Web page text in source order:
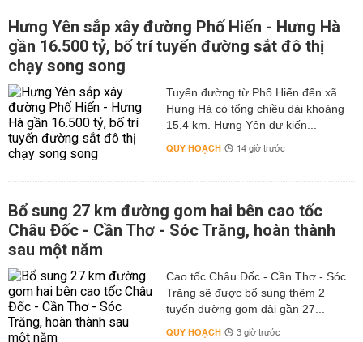
Hưng Yên sắp xây đường Phố Hiến - Hưng Hà
gần 16.500 tỷ, bố trí tuyến đường sắt đô thị
chạy song song
Tuyến đường từ Phố Hiến đến xã
Hưng Hà có tổng chiều dài khoảng
15,4 km. Hưng Yên dự kiến...
QUY HOẠCH 14 giờ trước
Bổ sung 27 km đường gom hai bên cao tốc
Châu Đốc - Cần Thơ - Sóc Trăng, hoàn thành
sau một năm
Cao tốc Châu Đốc - Cần Thơ - Sóc
Trăng sẽ được bổ sung thêm 2
tuyến đường gom dài gần 27...
QUY HOẠCH 3 giờ trước